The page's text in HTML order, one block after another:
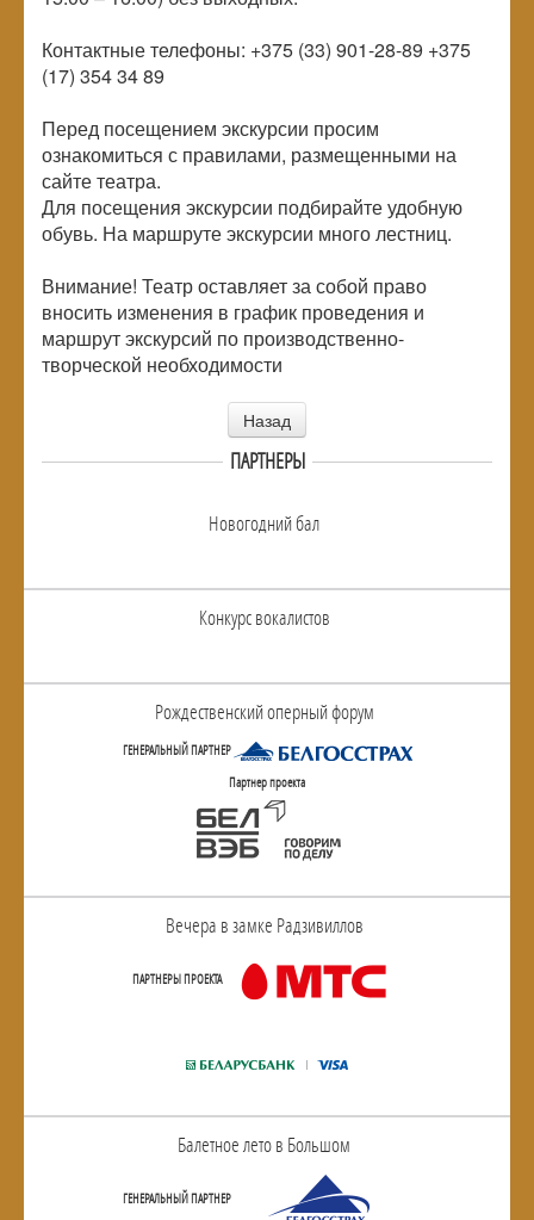
Контактные телефоны: +375 (33) 901-28-89 +375
(17) 354 34 89
Перед посещением экскурсии просим
ознакомиться с правилами, размещенными на
сайте театра.
Для посещения экскурсии подбирайте удобную
обувь. На маршруте экскурсии много лестниц.
Внимание! Театр оставляет за собой право
вносить изменения в график проведения и
маршрут экскурсий по производственно-
творческой необходимости
Назад
ПАРТНЕРЫ
Новогодний бал
Конкурс вокалистов
Рождественский оперный форум
ГЕНЕРАЛЬНЫЙ ПАРТНЕР
Партнер проекта
Вечера в замке Радзивиллов
ПАРТНЕРЫ ПРОЕКТА
Балетное лето в Большом
ГЕНЕРАЛЬНЫЙ ПАРТНЕР